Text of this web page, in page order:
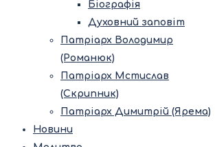
Біографія
Духовний заповіт
Патріарх Володимир
(Романюк)
Патріарх Мстислав
(Скрипник)
Патріарх Димитрій (Ярема)
Новини